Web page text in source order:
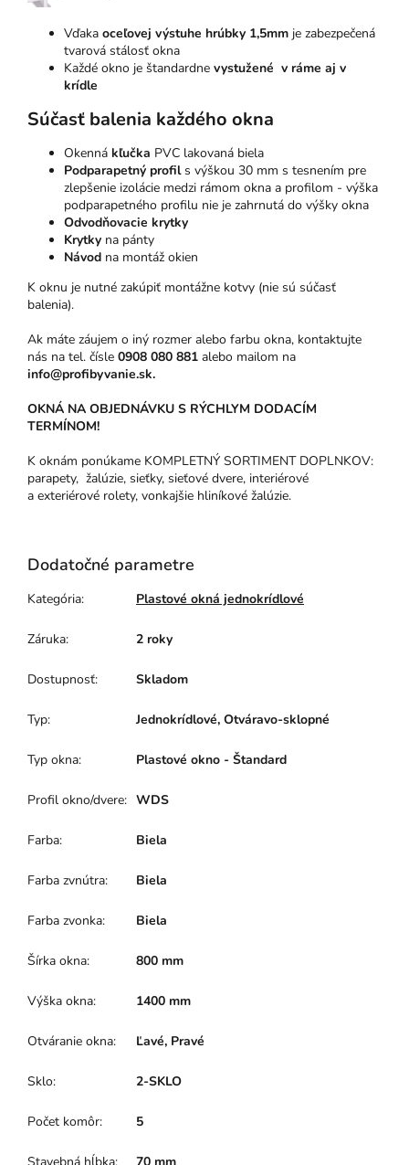
Vďaka oceľovej výstuhe hrúbky 1,5mm je zabezpečená
tvarová stálosť okna
Každé okno je štandardne vystužené v ráme aj v
krídle
Súčasť balenia každého okna
Okenná kľučka PVC lakovaná biela
Podparapetný profils výškou 30 mm s tesnením pre
zlepšenie izolácie medzi rámom okna a profilom - výška
podparapetného profilu nie je zahrnutá do výšky okna
Odvodňovacie krytky
Krytky na pánty
Návod na montáž okien
K oknu je nutné zakúpiť montážne kotvy (nie sú súčasť
balenia).
Ak máte záujem o iný rozmer alebo farbu okna, kontaktujte
nás na tel. čísle 0908 080 881 alebo mailom na
info@profibyvanie.sk.
OKNÁ NA OBJEDNÁVKU S RÝCHLYM DODACÍM
TERMÍNOM!
K oknám ponúkame KOMPLETNÝ SORTIMENT DOPLNKOV:
parapety, žalúzie, sieťky, sieťové dvere, interiérové
a exteriérové rolety, vonkajšie hliníkové žalúzie.
Dodatočné parametre
Kategória: Plastové okná jednokrídlové
Záruka: 2 roky
Dostupnosť: Skladom
Typ: Jednokrídlové, Otváravo-sklopné
Typ okna: Plastové okno - Štandard
Profil okno/dvere: WDS
Farba: Biela
Farba zvnútra: Biela
Farba zvonka: Biela
Šírka okna: 800 mm
Výška okna: 1400 mm
Otváranie okna: Ľavé, Pravé
Sklo: 2-SKLO
Počet komôr: 5